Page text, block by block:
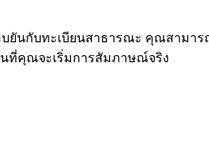
ยันกับทะเบียนสาธารณะ คุณสามาร
นที่คุณจะเริ่มการสัมภาษณ์จริง